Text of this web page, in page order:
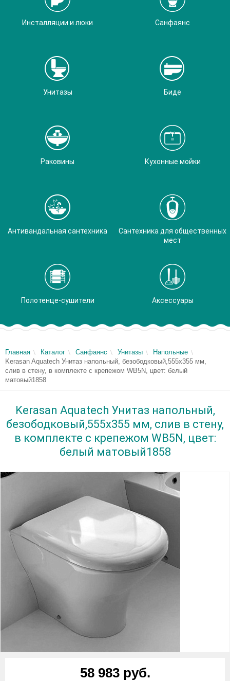
Инсталляции и люки Санфаянс
Унитазы Биде
Раковины Кухонные мойки
Антивандальная сантехника
Сантехника для общественных
мест
Полотенце-сушители Аксессуары
Главная Каталог Санфаянс Унитазы
Напольные
Kerasan Aquatech Унитаз напольный, безободковый,555х355 мм,
слив в стену, в комплекте с крепежом WB5N, цвет: белый
матовый1858
Kerasan Aquatech Унитаз напольный,
безободковый,555х355 мм, слив в стену,
в комплекте с крепежом WB5N, цвет:
белый матовый1858
58 983 руб.